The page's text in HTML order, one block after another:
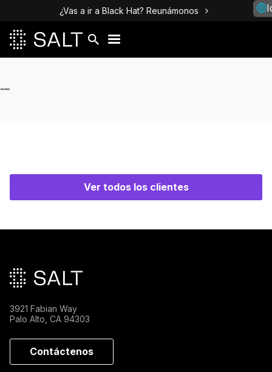
¿Vas a ir a Black Hat? Reunámonos
Ver todos los clientes
3921 Fabian Way
Palo Alto, CA 94303
Contáctenos